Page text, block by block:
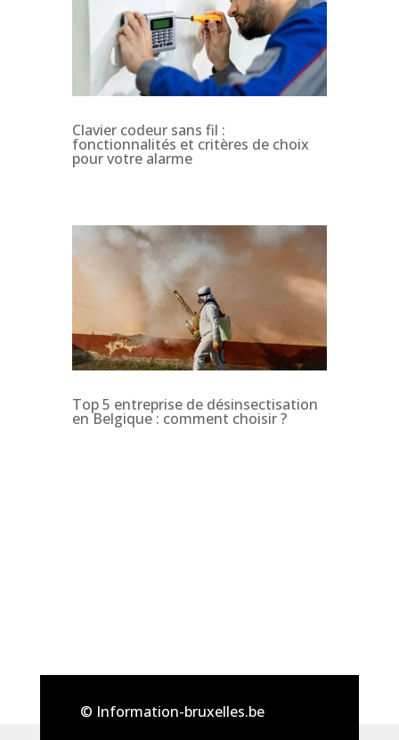
Clavier codeur sans fil :
fonctionnalités et critères de choix
pour votre alarme
Top 5 entreprise de désinsectisation
en Belgique : comment choisir ?
© Information-bruxelles.be